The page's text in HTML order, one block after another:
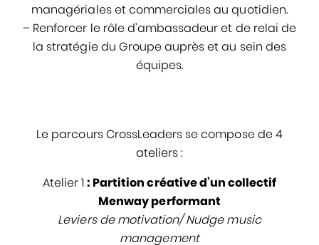
managériales et commerciales au quotidien.
– Renforcer le rôle d’ambassadeur et de relai de
la stratégie du Groupe auprès et au sein des
équipes.
Le parcours CrossLeaders se compose de 4
ateliers :
Atelier 1 : Partition créative d’un collectif
Menway performant
Leviers de motivation/ Nudge music
management